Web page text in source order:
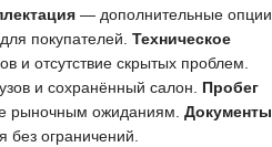
— дополнительные опции
покупателей. Техническое
и отсутствие скрытых проблем.
и сохранённый салон. Пробег
рыночным ожиданиям. Документы
ограничений.